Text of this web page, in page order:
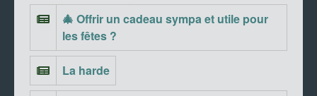
🎄 Offrir un cadeau sympa et utile pour
les fêtes ?
La harde